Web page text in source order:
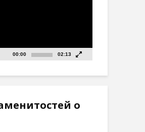
00:00 02:13
о